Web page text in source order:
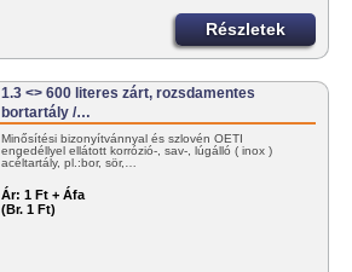
Részletek
1.3 <> 600 literes zárt, rozsdamentes
bortartály /…
Minősítési bizonyítvánnyal és szlovén OÉTI
engedéllyel ellátott korrózió-, sav-, lúgálló ( inox )
acéltartály, pl.:bor, sör,…
Ár: 1 Ft + Áfa
(Br. 1 Ft)